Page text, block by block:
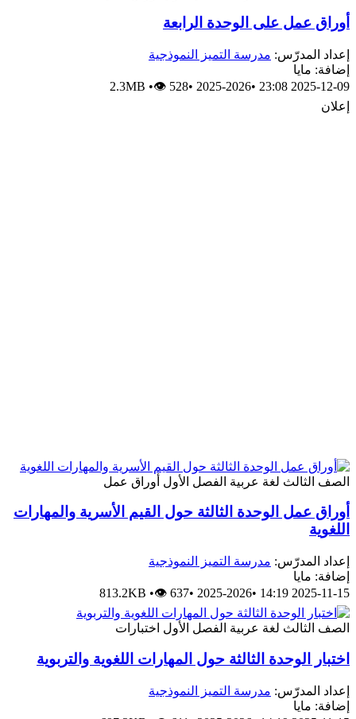
أوراق عمل على الوحدة الرابعة
إعداد المدرّس: مدرسة التميز النموذجية
إضافة: مايا
2025-12-09 23:08
•
2025-2026
•
2.3MB •👁 528
إعلان
الصف الثالث لغة عربية الفصل الأول أوراق عمل
أوراق عمل الوحدة الثالثة حول القيم الأسرية والمهارات
اللغوية
إعداد المدرّس: مدرسة التميز النموذجية
إضافة: مايا
2025-11-15 14:19
•
2025-2026
•
813.2KB •👁 637
الصف الثالث لغة عربية الفصل الأول اختبارات
اختبار الوحدة الثالثة حول المهارات اللغوية والتربوية
إعداد المدرّس: مدرسة التميز النموذجية
إضافة: مايا